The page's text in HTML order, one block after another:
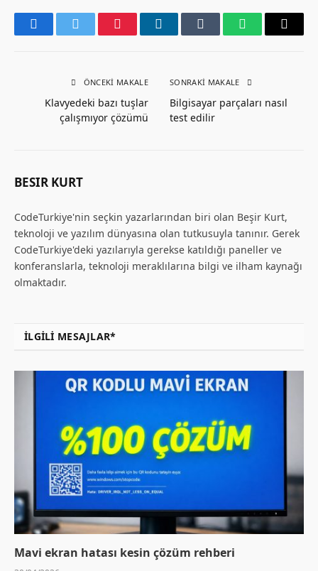
FacebookTwitter PinterestLinkedInTumblr WhatsAppEmail
ÖNCEKI MAKALE
Klavyedeki bazı tuşlar
çalışmıyor çözümü
SONRAKI MAKALE
Bilgisayar parçaları nasıl
test edilir
BESIR KURT
CodeTurkiye'nin seçkin yazarlarından biri olan Beşir Kurt,
teknoloji ve yazılım dünyasına olan tutkusuyla tanınır. Gerek
CodeTurkiye'deki yazılarıyla gerekse katıldığı paneller ve
konferanslarla, teknoloji meraklılarına bilgi ve ilham kaynağı
olmaktadır.
İLGILI MESAJLAR*
Mavi ekran hatası kesin çözüm rehberi